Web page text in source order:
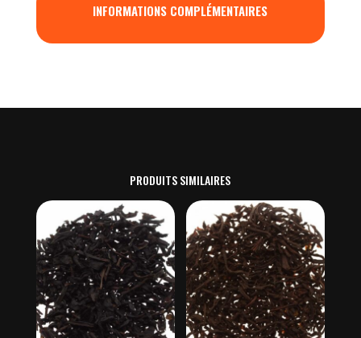
INFORMATIONS COMPLÉMENTAIRES
PRODUITS SIMILAIRES